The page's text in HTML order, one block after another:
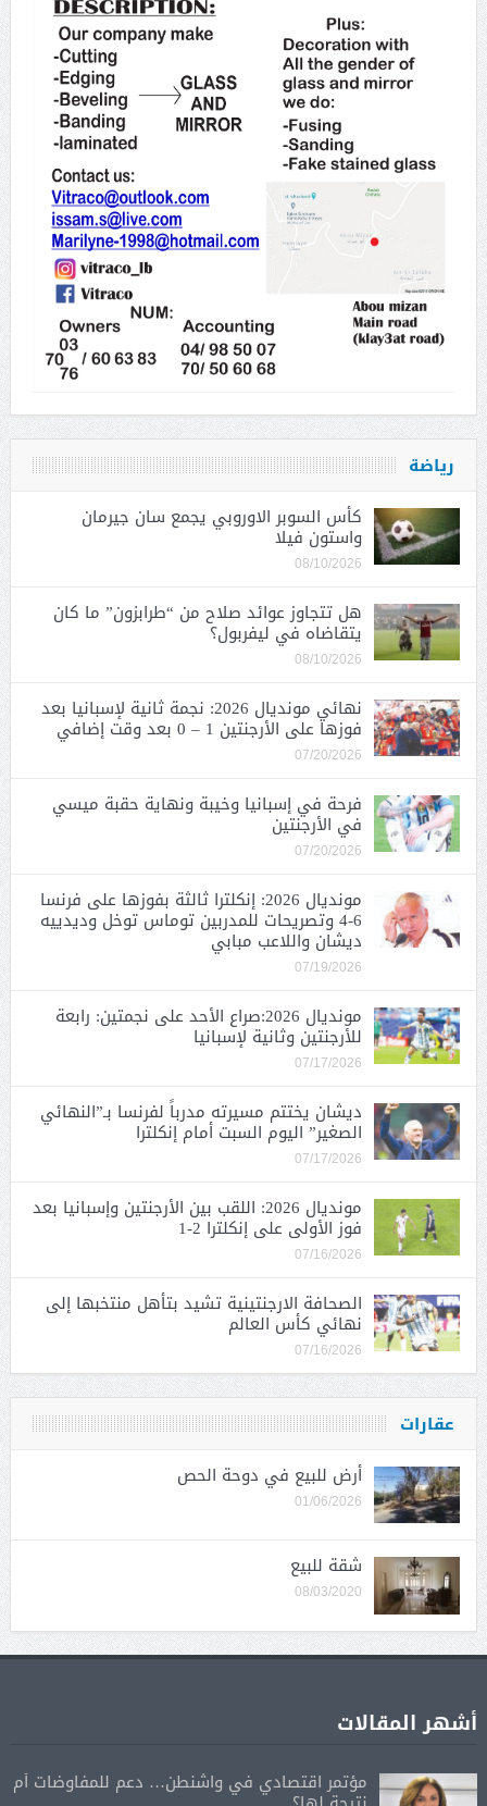
رياضة
كأس السوبر الاوروبي يجمع سان جيرمان
واستون فيلا
08/10/2026
هل تتجاوز عوائد صلاح من “طرابزون” ما كان
يتقاضاه في ليفربول؟
08/10/2026
نهائي مونديال 2026: نجمة ثانية لإسبانيا بعد
فوزها على الأرجنتين 1 – 0 بعد وقت إضافي
07/20/2026
فرحة في إسبانيا وخيبة ونهاية حقبة ميسي
في الأرجنتين
07/20/2026
مونديال 2026: إنكلترا ثالثة بفوزها على فرنسا
6-4 وتصريحات للمدربين توماس توخل وديدييه
ديشان واللاعب مبابي
07/19/2026
مونديال 2026:صراع الأحد على نجمتين: رابعة
للأرجنتين وثانية لإسبانيا
07/17/2026
ديشان يختتم مسيرته مدرباً لفرنسا بـ”النهائي
الصغير” اليوم السبت أمام إنكلترا
07/17/2026
مونديال 2026: اللقب بين الأرجنتين وإسبانيا بعد
فوز الأولى على إنكلترا 2-1
07/16/2026
الصحافة الارجنتينية تشيد بتأهل منتخبها إلى
نهائي كأس العالم
07/16/2026
عقارات
أرض للبيع في دوحة الحص
01/06/2026
شقة للبيع
08/03/2020
أشهر المقالات
مؤتمر اقتصادي في واشنطن… دعم للمفاوضات أم